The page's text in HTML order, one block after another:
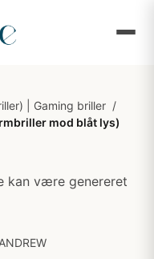
| Gaming briller /
mod blåt lys)
kan være genereret
ANDREW